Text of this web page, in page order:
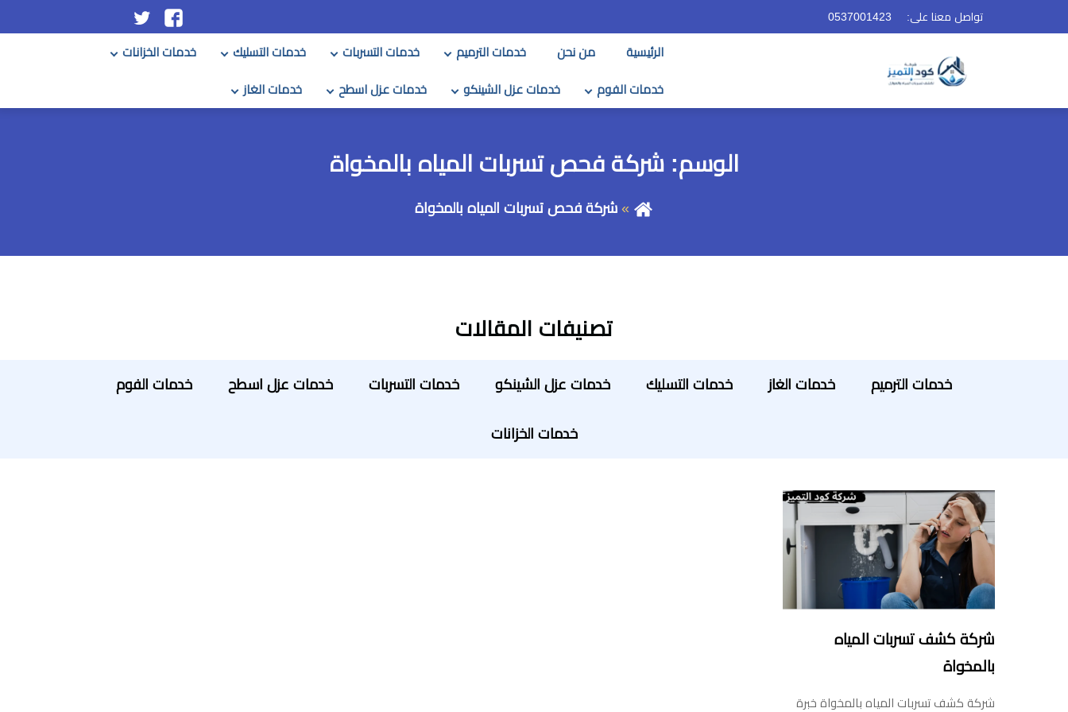
تواصل معنا على: 0537001423
تابعنا
الرئيسية من نحن خدمات الترميم خدمات التسربات خدمات التسليك خدمات الخزانات
خدمات الفوم خدمات عزل الشينكو خدمات عزل اسطح خدمات الغاز
الوسم:شركة فحص تسربات المياه بالمخواة
شركة فحص تسربات المياه بالمخواة
تصنيفات المقالات
خدمات الترميم خدمات الغاز خدمات التسليك خدمات عزل الشينكو خدمات التسربات خدمات عزل اسطح خدمات الفوم
خدمات الخزانات
شركة كشف تسربات المياه
بالمخواة
شركة كشف تسربات المياه بالمخواة خبرة